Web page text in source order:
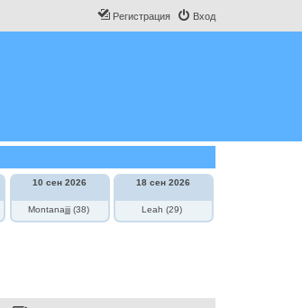
Вход
Регистрация
10 сен 2026
Montanajjj (38)
18 сен 2026
Leah (29)